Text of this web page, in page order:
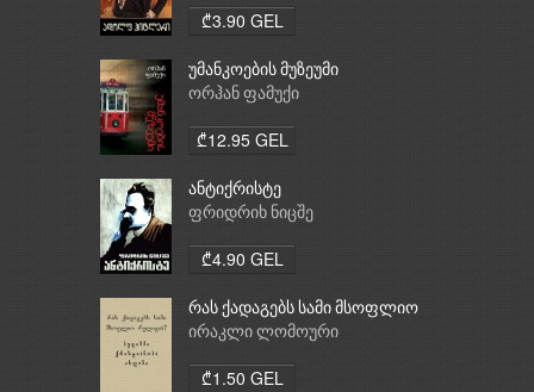
₾3.90 GEL
უმანკოების მუზეუმი
ორჰან ფამუქი
₾12.95 GEL
ანტიქრისტე
ფრიდრიხ ნიცშე
₾4.90 GEL
რას ქადაგებს სამი მსოფლიო
რელიგია: ბუდიზმი,
ირაკლი ლომოური
₾1.50 GEL